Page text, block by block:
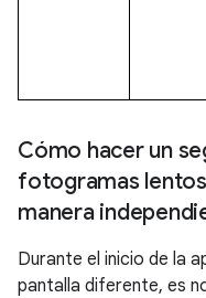
Cómo hacer un
fotogramas
manera
Durante el inicio de la
pantalla diferente, es